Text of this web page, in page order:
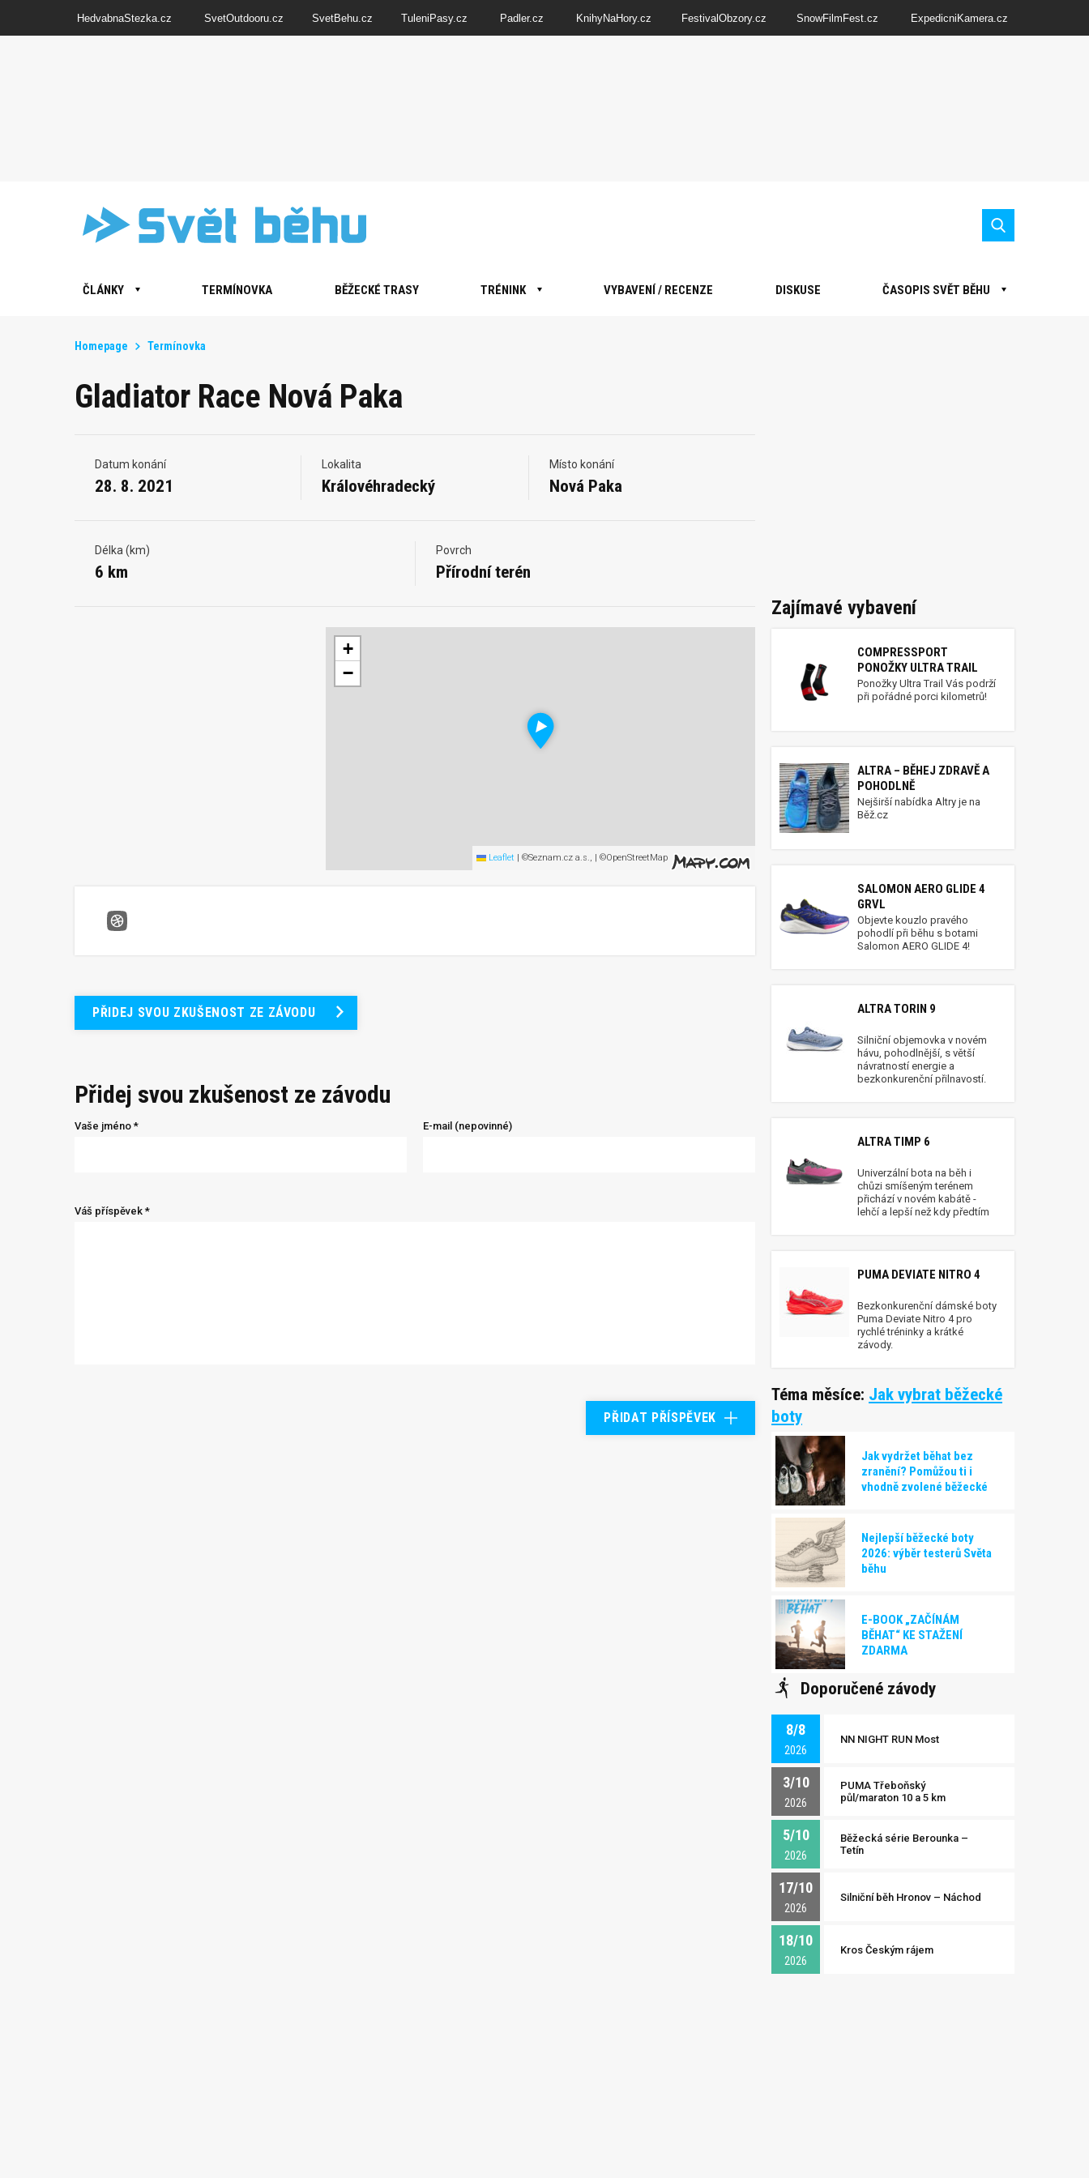
HedvabnaStezka.cz SvetOutdooru.cz SvetBehu.cz TuleniPasy.cz Padler.cz KnihyNaHory.cz FestivalObzory.cz SnowFilmFest.cz ExpedicniKamera.cz
ČLÁNKY TERMÍNOVKA BĚŽECKÉ TRASY TRÉNINK VYBAVENÍ / RECENZE DISKUSE ČASOPIS SVĚT BĚHU
Homepage Termínovka
Gladiator Race Nová Paka
Datum konání
28. 8. 2021
Lokalita
Královéhradecký
Místo konání
Nová Paka
Délka (km)
6 km
Povrch
Přírodní terén
+
−
Leaflet | ©Seznam.cz a.s., | ©OpenStreetMap
Gladiator Race Nová Paka
PŘIDEJ SVOU ZKUŠENOST ZE ZÁVODU
Přidej svou zkušenost ze závodu
Vaše jméno * E-mail (nepovinné)
Váš příspěvek *
PŘIDAT PŘÍSPĚVEK
Zajímavé vybavení
COMPRESSPORT
PONOŽKY ULTRA TRAIL
Ponožky Ultra Trail Vás podrží
při pořádné porci kilometrů!
ALTRA – BĚHEJ ZDRAVĚ A
POHODLNĚ
Nejširší nabídka Altry je na
Běž.cz
SALOMON AERO GLIDE 4
GRVL
Objevte kouzlo pravého
pohodlí při běhu s botami
Salomon AERO GLIDE 4!
ALTRA TORIN 9
Silniční objemovka v novém
hávu, pohodlnější, s větší
návratností energie a
bezkonkurenční přilnavostí.
ALTRA TIMP 6
Univerzální bota na běh i
chůzi smíšeným terénem
přichází v novém kabátě -
lehčí a lepší než kdy předtím
PUMA DEVIATE NITRO 4
Bezkonkurenční dámské boty
Puma Deviate Nitro 4 pro
rychlé tréninky a krátké
závody.
Téma měsíce: Jak vybrat běžecké
boty
Jak vydržet běhat bez
zranění? Pomůžou ti i
vhodně zvolené běžecké
Nejlepší běžecké boty
2026: výběr testerů Světa
běhu
E-BOOK „ZAČÍNÁM
BĚHAT“ KE STAŽENÍ
ZDARMA
Doporučené závody
8/8
2026
NN NIGHT RUN Most
3/10
2026
PUMA Třeboňský
půl/maraton 10 a 5 km
5/10
2026
Běžecká série Berounka –
Tetín
17/10
2026
Silniční běh Hronov – Náchod
18/10
2026
Kros Českým rájem